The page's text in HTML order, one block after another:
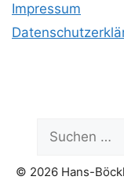
Impres­sum
nach:
© 2026 Hans-